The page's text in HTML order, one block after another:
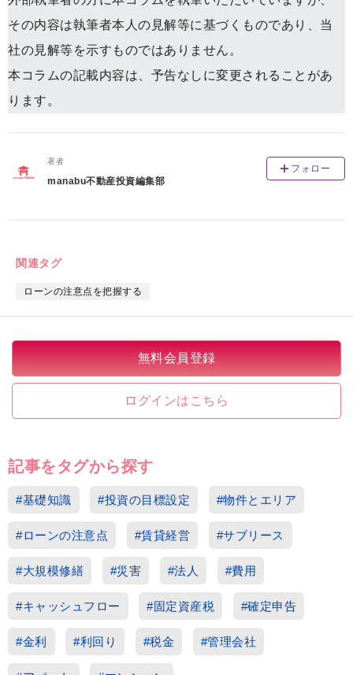
その内容は執筆者本人の見解等に基づくものであり、当
社の見解等を示すものではありません。
本コラムの記載内容は、予告なしに変更されることがあ
ります。
著者
manabu不動産投資編集部
フォロー
関連タグ
ローンの注意点を把握する
無料会員登録
ログインはこちら
記事をタグから探す
#基礎知識 #投資の目標設定 #物件とエリア
#ローンの注意点 #賃貸経営 #サブリース
#大規模修繕 #災害 #法人 #費用
#キャッシュフロー #固定資産税 #確定申告
#金利 #利回り #税金 #管理会社